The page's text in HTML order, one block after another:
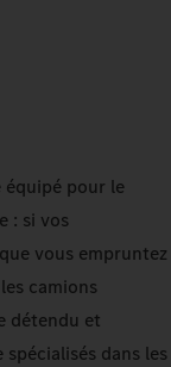
équipé pour le
: si vos
vous empruntez
camions
détendu et
dans les